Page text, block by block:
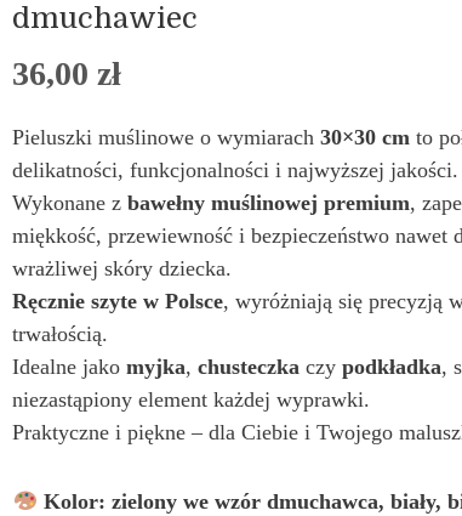
dmuchawiec
36,00zł
Pieluszki muślinowe o wymiarach30×30 cm to
delikatności, funkcjonalności i najwyższej jakości.
Wykonane zbawełny muślinowej premium,
miękkość, przewiewność i bezpieczeństwo nawet
wrażliwej skóry dziecka.
Ręcznie szyte w Polsce, wyróżniają się precyzją
trwałością.
Idealne jakomyjka,chusteczka czypodkładka,
niezastąpiony element każdej wyprawki.
Praktyczne i piękne – dla Ciebie i Twojego
Kolor: zielony we wzór dmuchawca, biały,